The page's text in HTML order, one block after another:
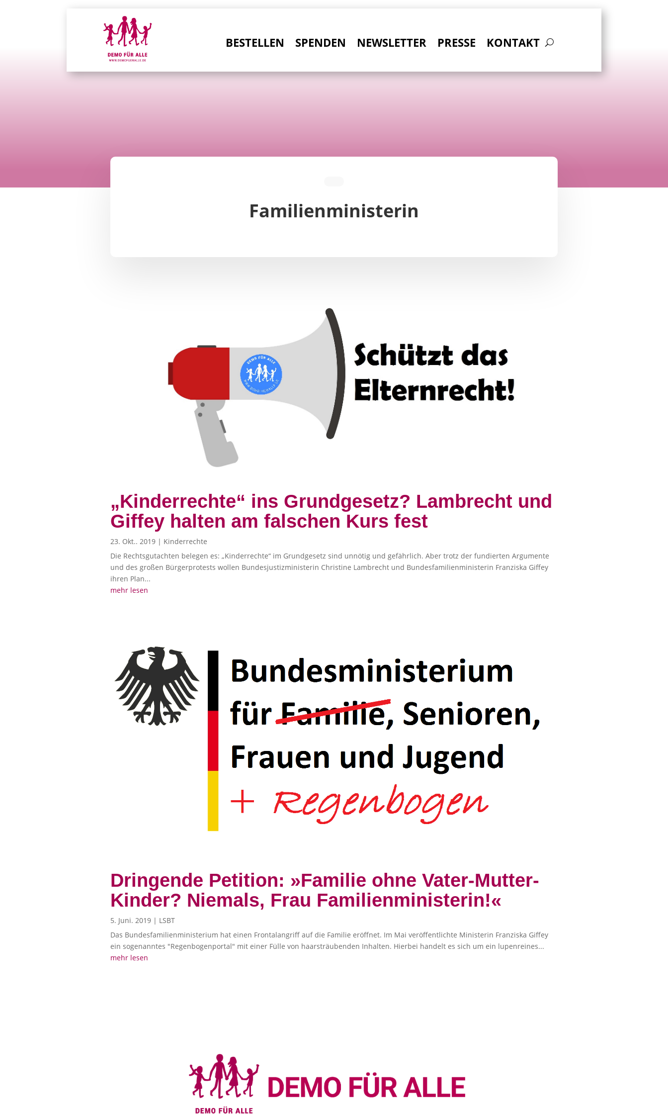
BESTELLEN SPENDEN NEWSLETTER PRESSE KONTAKT
Familienministerin
„Kinderrechte“ ins Grundgesetz? Lambrecht und
Giffey halten am falschen Kurs fest
23. Okt.. 2019 | Kinderrechte
Die Rechtsgutachten belegen es: „Kinderrechte“ im Grundgesetz sind unnötig und gefährlich. Aber trotz der fundierten Argumente
und des großen Bürgerprotests wollen Bundesjustizministerin Christine Lambrecht und Bundesfamilienministerin Franziska Giffey
ihren Plan...
mehr lesen
Dringende Petition: »Familie ohne Vater-Mutter-
Kinder? Niemals, Frau Familienministerin!«
5. Juni. 2019 | LSBT
Das Bundesfamilienministerium hat einen Frontalangriff auf die Familie eröffnet. Im Mai veröffentlichte Ministerin Franziska Giffey
ein sogenanntes "Regenbogenportal" mit einer Fülle von haarsträubenden Inhalten. Hierbei handelt es sich um ein lupenreines...
mehr lesen